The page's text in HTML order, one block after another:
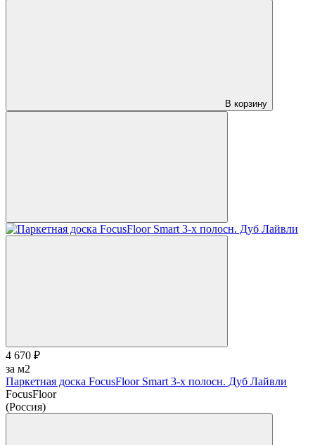
В корзину
4 670 ₽
за м2
Паркетная доска FocusFloor Smart 3-х полосн. Дуб Лайвли
FocusFloor
(Россия)